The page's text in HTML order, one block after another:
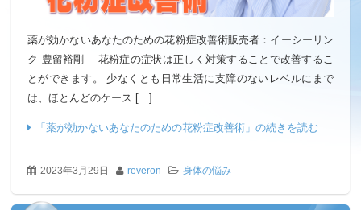
薬が効かないあなたのための花粉症改善術販売者：イーシーリン
ク 豊留裕剛 花粉症の症状は正しく対策することで改善するこ
とができます。 少なくとも日常生活に支障のないレベルにまで
は、ほとんどのケース […]
「薬が効かないあなたのための花粉症改善術」の続きを読む
2023年3月29日 reveron 身体の悩み